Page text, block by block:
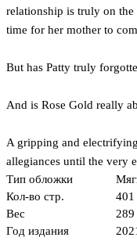
relationship is truly on the
time for her mother to
But has Patty truly
And is Rose Gold really
A gripping and
allegiances until the very
Тип обложки
Кол-во стр.
401
Вес
289
Год издания